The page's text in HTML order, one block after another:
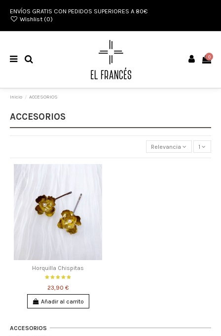
ENVÍOS GRATIS CON PEDIDOS SUPERIORES A 80€
Wishlist (0)
0
Inicio ACCESORIOS
ACCESORIOS
Relevancia 1
Horquilla Chispitas
23,90 €
Añadir al carrito
ACCESORIOS